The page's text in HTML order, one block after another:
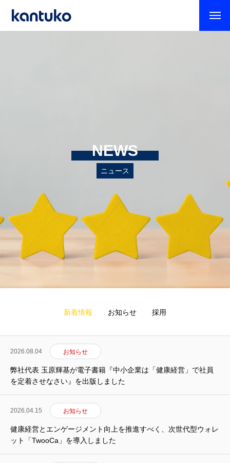
NEWS
ニュース
新着情報 お知らせ 採用
2026.08.04 お知らせ
弊社代表 玉原輝基が電子書籍『中小企業は「健康経営」で社員
を定着させなさい』を出版しました
2026.04.15 お知らせ
健康経営とエンゲージメント向上を推進すべく、次世代型ウォレ
ット「TwooCa」を導入しました